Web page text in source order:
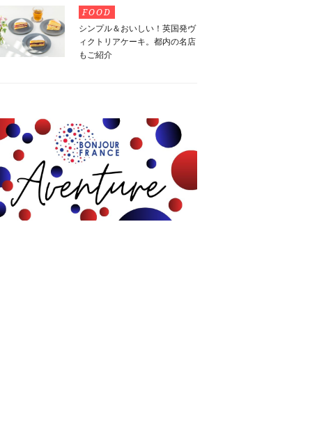
FOOD
シンプル＆おいしい！英国発ヴ
ィクトリアケーキ。都内の名店
もご紹介